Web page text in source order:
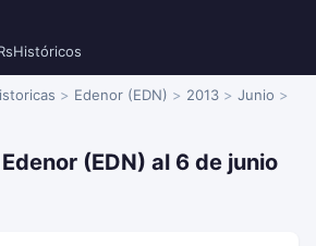
Históricos
Edenor (EDN) 2013
Junio
(EDN) al 6 de junio